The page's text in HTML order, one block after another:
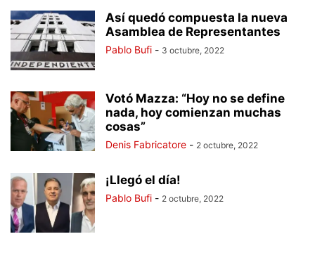
Así quedó compuesta la nueva
Asamblea de Representantes
Pablo Bufi - 3 octubre, 2022
Votó Mazza: “Hoy no se define
nada, hoy comienzan muchas
cosas”
Denis Fabricatore - 2 octubre, 2022
¡Llegó el día!
Pablo Bufi - 2 octubre, 2022